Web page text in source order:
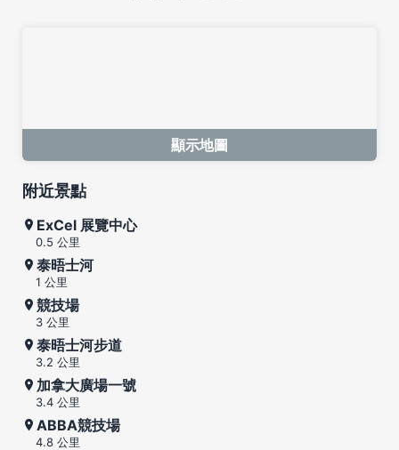
顯示地圖
附近景點
ExCel 展覽中心
0.5 公里
泰晤士河
1 公里
競技場
3 公里
泰晤士河步道
3.2 公里
加拿大廣場一號
3.4 公里
ABBA競技場
4.8 公里